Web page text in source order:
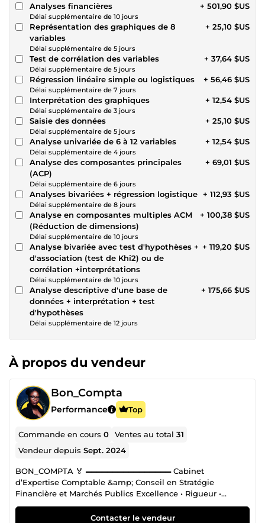
Analyses financières
Délai supplémentaire de 10 jours
+ 501,90 $US
Représentation des graphiques de 8
variables
Délai supplémentaire de 5 jours
+ 25,10 $US
Test de corrélation des variables
Délai supplémentaire de 5 jours
+ 37,64 $US
Régression linéaire simple ou logistiques
Délai supplémentaire de 7 jours
+ 56,46 $US
Interprétation des graphiques
Délai supplémentaire de 3 jours
+ 12,54 $US
Saisie des données
Délai supplémentaire de 5 jours
+ 25,10 $US
Analyse univariée de 6 à 12 variables
Délai supplémentaire de 4 jours
+ 12,54 $US
Analyse des composantes principales
(ACP)
Délai supplémentaire de 6 jours
+ 69,01 $US
Analyses bivariées + régression logistique
Délai supplémentaire de 8 jours
+ 112,93 $US
Analyse en composantes multiples ACM
(Réduction de dimensions)
Délai supplémentaire de 10 jours
+ 100,38 $US
Analyse bivariée avec test d'hypothèses +
d'association (test de Khi2) ou de
corrélation +interprétations
Délai supplémentaire de 10 jours
+ 119,20 $US
Analyse descriptive d'une base de
données + interprétation + test
d'hypothèses
Délai supplémentaire de 12 jours
+ 175,66 $US
À propos du vendeur
Bon_Compta
Performance Top
Commande en cours0 Ventes au total31
Vendeur depuisSept. 2024
BON_COMPTA 🏅 ════════════════ Cabinet
d’Expertise Comptable &amp; Conseil en Stratégie
Financière et Marchés Publics Excellence • Rigueur •
Performance BON_COMPTA est un Cabinet d’Expertise
Comptable &amp; Conseil en Stratégie Financière et
Contacter le vendeur